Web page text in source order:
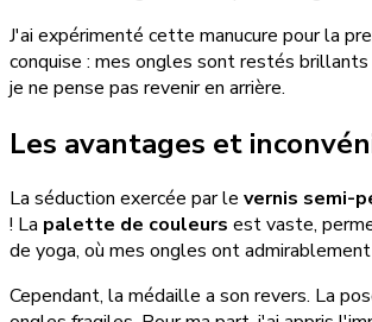
J'ai expérimenté cette manucure pour la
conquise : mes ongles sont restés
je ne pense pas revenir en arrière.
Les avantages et
La séduction exercée par le vernis semi-
! La palette de couleurs est vaste,
de yoga, où mes ongles ont
Cependant, la médaille a son revers. La